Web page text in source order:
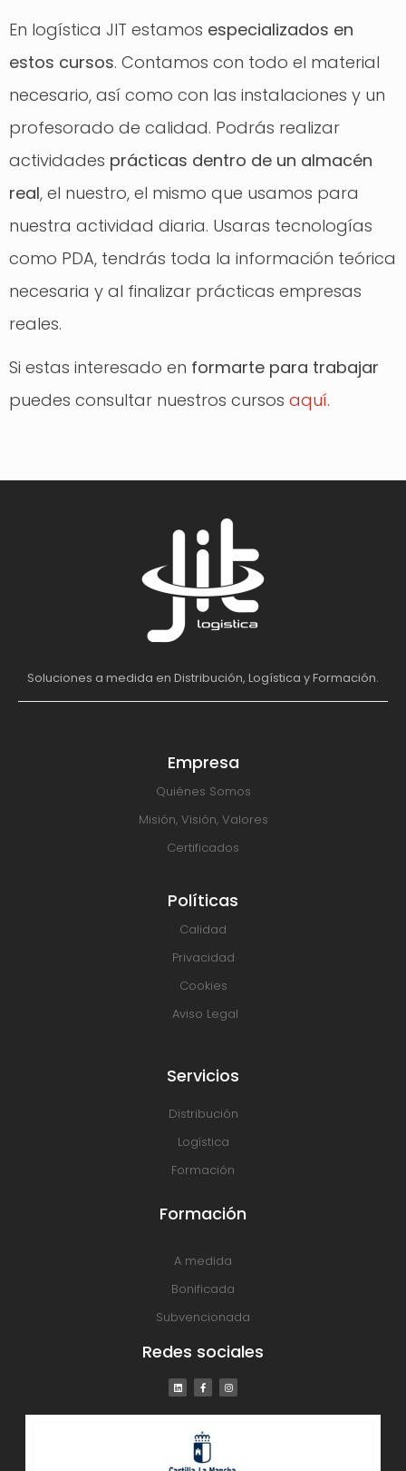
En logística JIT estamos especializados en
estos cursos. Contamos con todo el material
necesario, así como con las instalaciones y un
profesorado de calidad. Podrás realizar
actividades prácticas dentro de un almacén
real, el nuestro, el mismo que usamos para
nuestra actividad diaria. Usaras tecnologías
como PDA, tendrás toda la información teórica
necesaria y al finalizar prácticas empresas
reales.
Si estas interesado en formarte para trabajar
puedes consultar nuestros cursos aquí.
Soluciones a medida en Distribución, Logística y Formación.
Empresa
Quiénes Somos
Misión, Visión, Valores
Certificados
Políticas
Calidad
Privacidad
Cookies
Aviso Legal
Servicios
Distribución
Logística
Formación
Formación
A medida
Bonificada
Subvencionada
Redes sociales